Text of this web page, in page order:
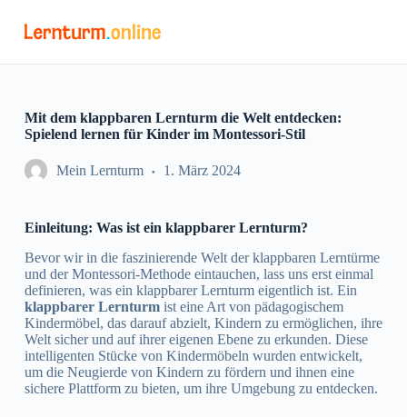
u
I
n
Mit dem klappbaren Lernturm die Welt entdecken:
Spielend lernen für Kinder im Montessori-Stil
Mein Lernturm 1. März 2024
Einleitung: Was ist ein klappbarer Lernturm?
Bevor wir in die faszinierende Welt der klappbaren Lerntürme
und der Montessori-Methode eintauchen, lass uns erst einmal
definieren, was ein klappbarer Lernturm eigentlich ist. Ein
klappbarer Lernturmist eine Art von pädagogischem
Kindermöbel, das darauf abzielt, Kindern zu ermöglichen, ihre
Welt sicher und auf ihrer eigenen Ebene zu erkunden. Diese
intelligenten Stücke von Kindermöbeln wurden entwickelt,
um die Neugierde von Kindern zu fördern und ihnen eine
sichere Plattform zu bieten, um ihre Umgebung zu entdecken.